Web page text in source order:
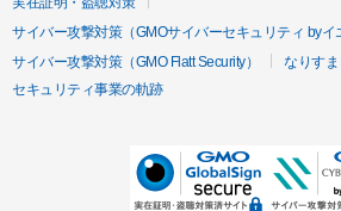
サイバー攻撃対策（GMOサイバーセキュリティ byイ
サイバー攻撃対策（GMO Flatt Security）
なりす
セキュリティ事業の軌跡